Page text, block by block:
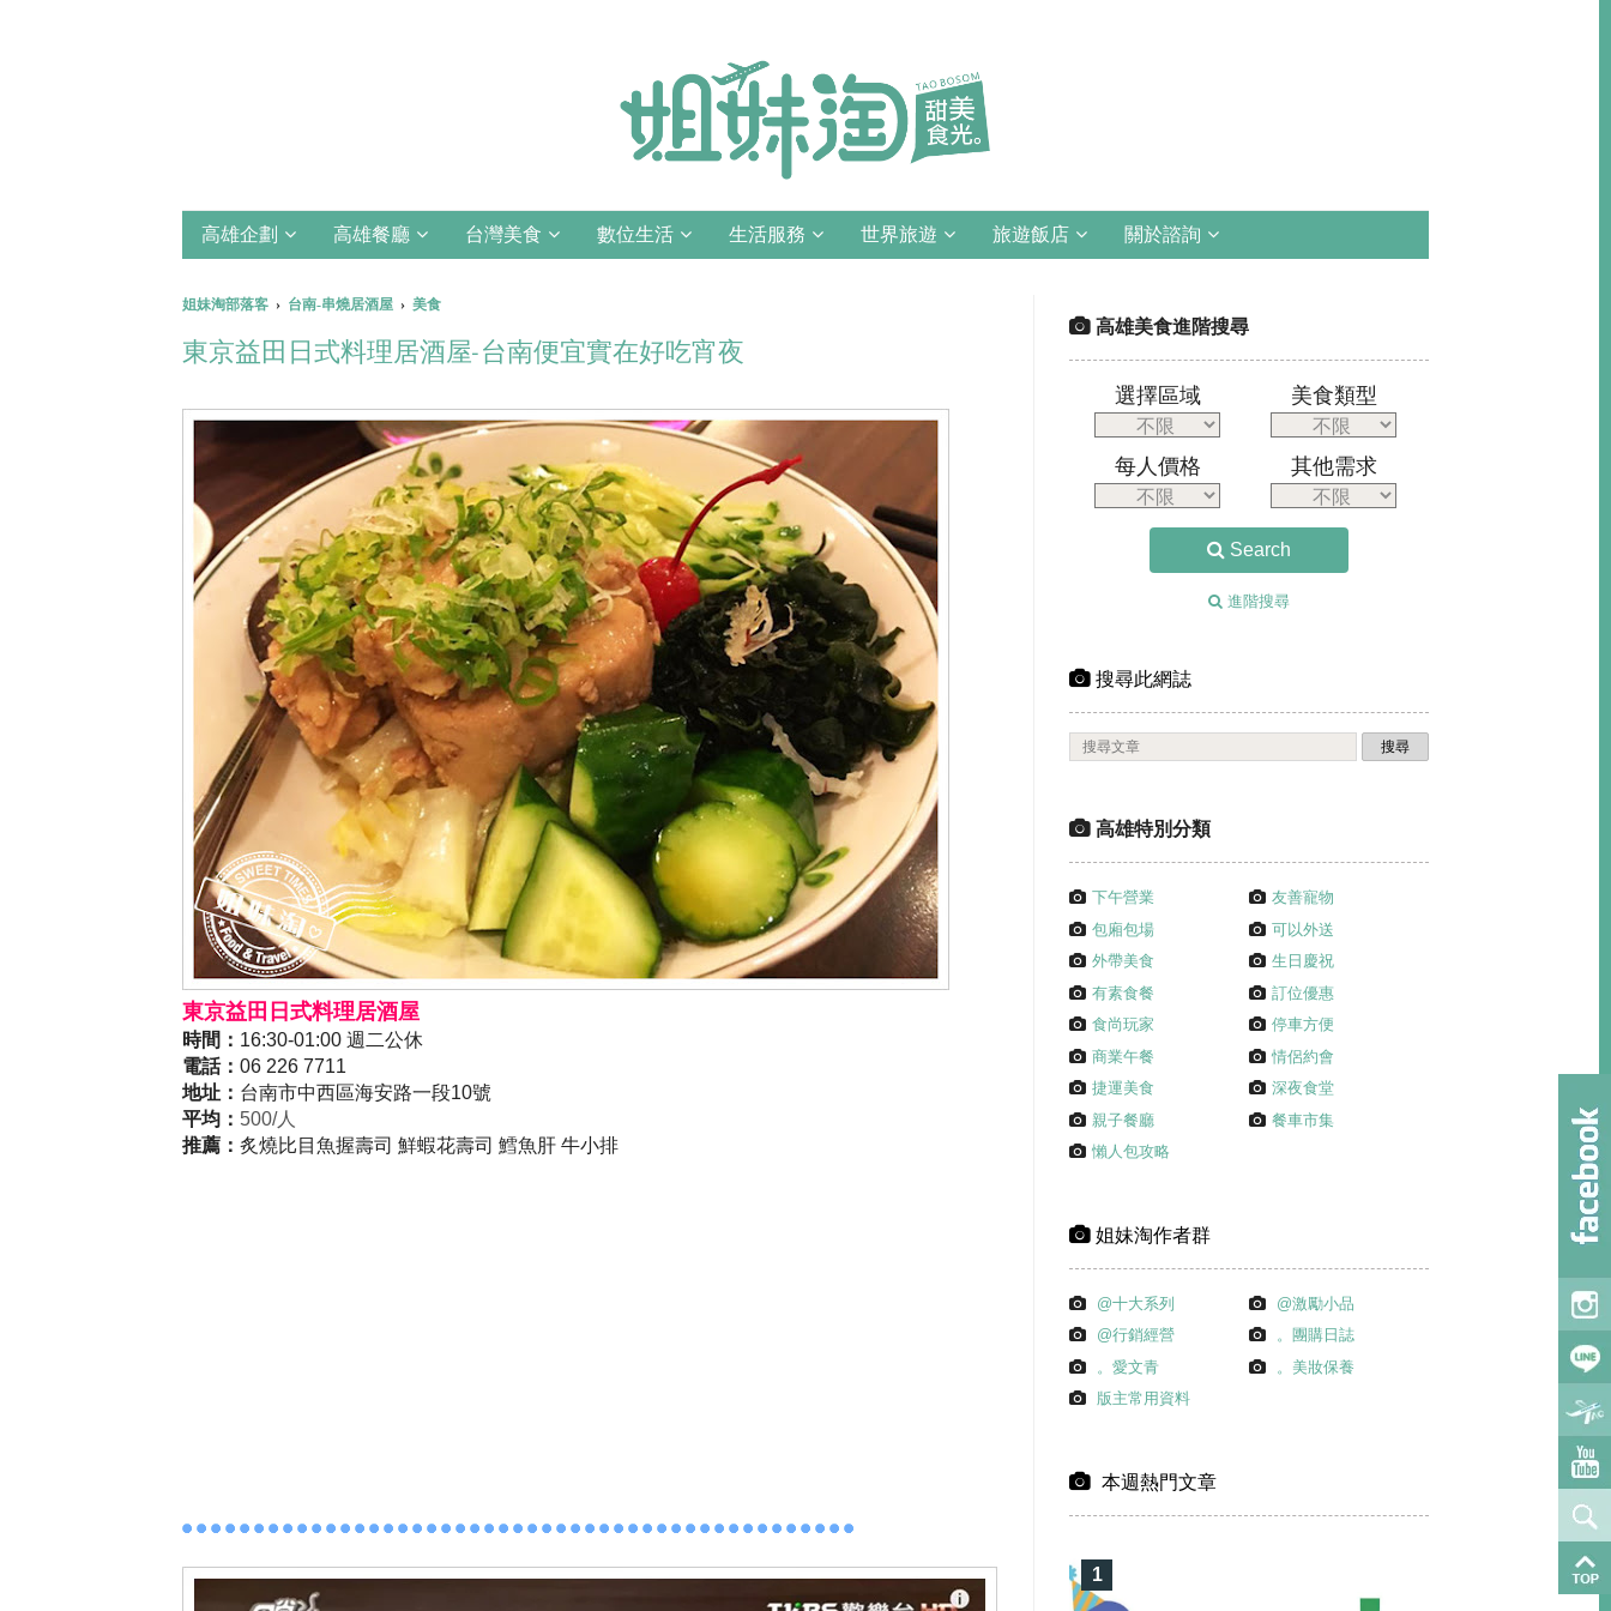
高雄企劃 高雄餐廳 台灣美食 數位生活 生活服務 世界旅遊 旅遊飯店 關於諮詢
姐妹淘部落客 › 台南-串燒居酒屋 › 美食
東京益田日式料理居酒屋-台南便宜實在好吃宵夜
東京益田日式料理居酒屋
時間： 16:30-01:00 週二公休
電話： 06 226 7711
地址： 台南市中西區海安路一段10號
平均： 500/人
推薦： 炙燒比目魚握壽司 鮮蝦花壽司 鱈魚肝 牛小排
高雄美食進階搜尋
選擇區域
每人價格
美食類型
其他需求
Search
進階搜尋
搜尋此網誌
高雄特別分類
下午營業
友善寵物
包廂包場
可以外送
外帶美食
生日慶祝
有素食餐
訂位優惠
食尚玩家
停車方便
商業午餐
情侶約會
捷運美食
深夜食堂
親子餐廳
餐車市集
懶人包攻略
姐妹淘作者群
@十大系列
@激勵小品
@行銷經營
。團購日誌
。愛文青
。美妝保養
版主常用資料
本週熱門文章
1